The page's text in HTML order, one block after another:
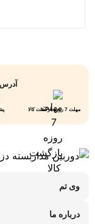
آدرس
مهلت 7 روزه بازگشت کالا
وی تم
شرایط عودت کالا
درباره ما